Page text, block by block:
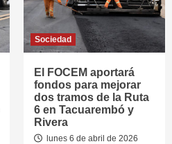
Sociedad
El FOCEM aportará
fondos para mejorar
dos tramos de la Ruta
6 en Tacuarembó y
Rivera
lunes 6 de abril de 2026